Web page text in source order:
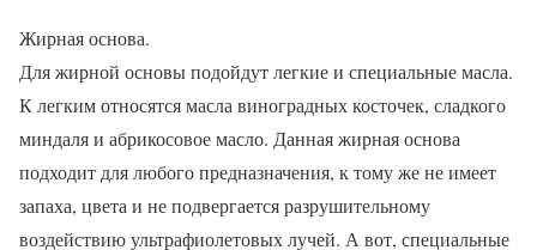
Жирная основа.
Для жирной основы подойдут легкие и специальные масла.
К легким относятся масла виноградных косточек, сладкого
миндаля и абрикосовое масло. Данная жирная основа
подходит для любого предназначения, к тому же не имеет
запаха, цвета и не подвергается разрушительному
воздействию ультрафиолетовых лучей. А вот, специальные